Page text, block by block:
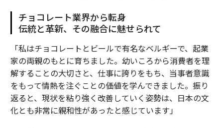
チョコレート業界から転身
伝統と革新、その融合に魅せられて
「私はチョコレートとビールで有名なベルギーで、起業
家の両親のもとに育ちました。幼いころから消費者を理
解することの大切さと、仕事に誇りをもち、当事者意識
をもって情熱を注ぐことの価値を学んできました。振り
返ると、現状を粘り強く改善していく姿勢は、日本の文
化とも非常に親和性があったと感じています」